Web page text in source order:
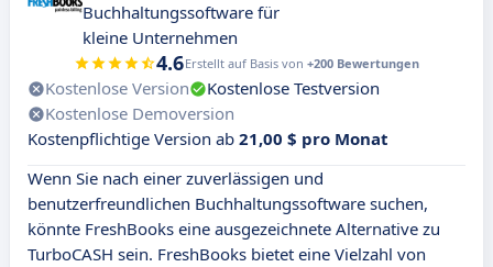
Buchhaltungssoftware für
kleine Unternehmen
4.6Erstellt auf Basis von +200 Bewertungen
Kostenlose Version
Kostenlose Testversion
Kostenlose Demoversion
Kostenpflichtige Version ab 21,00 $ pro Monat
Wenn Sie nach einer zuverlässigen und
benutzerfreundlichen Buchhaltungssoftware suchen,
könnte FreshBooks eine ausgezeichnete Alternative zu
TurboCASH sein. FreshBooks bietet eine Vielzahl von